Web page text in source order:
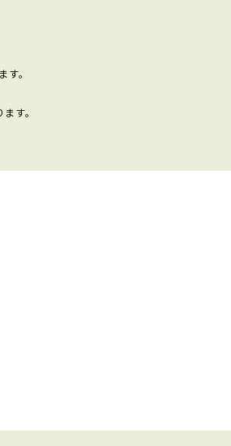
。
す。